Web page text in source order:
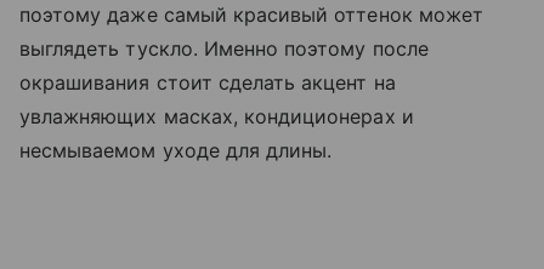
поэтому даже самый красивый оттенок может
выглядеть тускло. Именно поэтому после
окрашивания стоит сделать акцент на
увлажняющих масках, кондиционерах и
несмываемом уходе для длины.